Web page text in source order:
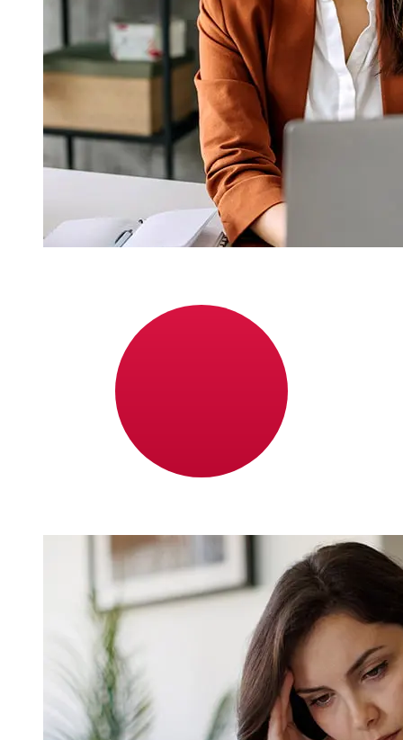
Post Luxembourg EUR 到JPY 的传输
速度有多快？
使用Post Luxembourg 从欧元成员国 转至日本 的国际转账
的交付时间因付款方式和交易时间而异。国际银行转账通常需
要 1 至 5 个工作日。银行假日和安全检查等因素也可能影响